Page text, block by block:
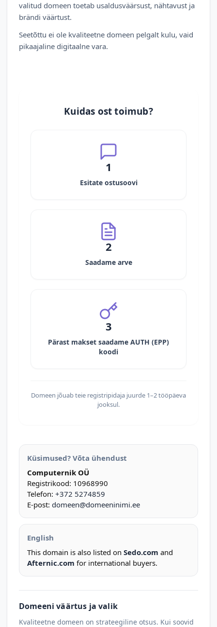
valitud domeen toetab usaldusväärsust, nähtavust ja
brändi väärtust.
Seetõttu ei ole kvaliteetne domeen pelgalt kulu, vaid
pikaajaline digitaalne vara.
Kuidas ost toimub?
1
Esitate ostusoovi
2
Saadame arve
3
Pärast makset saadame AUTH (EPP)
koodi
Domeen jõuab teie registripidaja juurde 1–2 tööpäeva
jooksul.
Küsimused? Võta ühendust
Computernik OÜ
Registrikood: 10968990
Telefon: +372 5274859
E-post: domeen@domeeninimi.ee
English
This domain is also listed on Sedo.com and
Afternic.com for international buyers.
Domeeni väärtus ja valik
Kvaliteetne domeen on strateegiline otsus. Kui soovid